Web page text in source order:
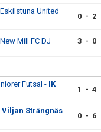
United
0 - 2
Mill FC DJ 3 - 0
Futsal - IK
1 - 4
Viljan Strängnäs
0 - 6